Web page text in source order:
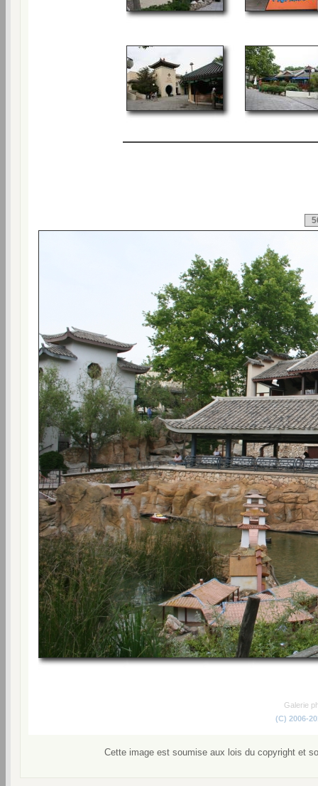
Galerie
(C) 2006-
Cette image est soumise aux lois du copyright et